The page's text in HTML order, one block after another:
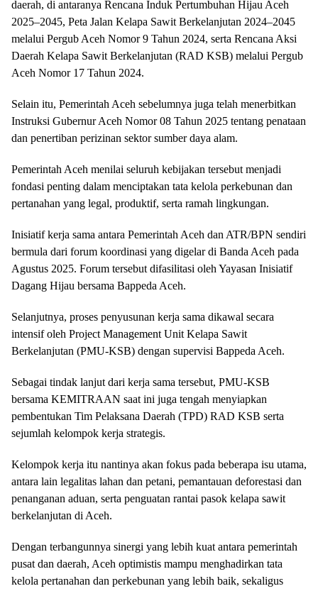
daerah, di antaranya Rencana Induk Pertumbuhan Hijau Aceh
2025–2045, Peta Jalan Kelapa Sawit Berkelanjutan 2024–2045
melalui Pergub Aceh Nomor 9 Tahun 2024, serta Rencana Aksi
Daerah Kelapa Sawit Berkelanjutan (RAD KSB) melalui Pergub
Aceh Nomor 17 Tahun 2024.
Selain itu, Pemerintah Aceh sebelumnya juga telah menerbitkan
Instruksi Gubernur Aceh Nomor 08 Tahun 2025 tentang penataan
dan penertiban perizinan sektor sumber daya alam.
Pemerintah Aceh menilai seluruh kebijakan tersebut menjadi
fondasi penting dalam menciptakan tata kelola perkebunan dan
pertanahan yang legal, produktif, serta ramah lingkungan.
Inisiatif kerja sama antara Pemerintah Aceh dan ATR/BPN sendiri
bermula dari forum koordinasi yang digelar di Banda Aceh pada
Agustus 2025. Forum tersebut difasilitasi oleh Yayasan Inisiatif
Dagang Hijau bersama Bappeda Aceh.
Selanjutnya, proses penyusunan kerja sama dikawal secara
intensif oleh Project Management Unit Kelapa Sawit
Berkelanjutan (PMU-KSB) dengan supervisi Bappeda Aceh.
Sebagai tindak lanjut dari kerja sama tersebut, PMU-KSB
bersama KEMITRAAN saat ini juga tengah menyiapkan
pembentukan Tim Pelaksana Daerah (TPD) RAD KSB serta
sejumlah kelompok kerja strategis.
Kelompok kerja itu nantinya akan fokus pada beberapa isu utama,
antara lain legalitas lahan dan petani, pemantauan deforestasi dan
penanganan aduan, serta penguatan rantai pasok kelapa sawit
berkelanjutan di Aceh.
Dengan terbangunnya sinergi yang lebih kuat antara pemerintah
pusat dan daerah, Aceh optimistis mampu menghadirkan tata
kelola pertanahan dan perkebunan yang lebih baik, sekaligus